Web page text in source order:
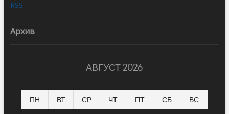
RSS
Архив
АВГУСТ 2026
ПН ВТ СР ЧТ ПТ СБ ВС